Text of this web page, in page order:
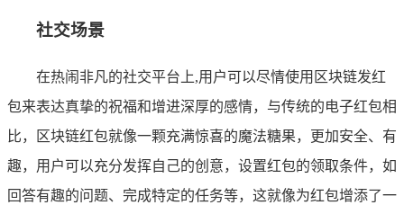
社交场景
在热闹非凡的社交平台上,用户可以尽情使用区块链发红
包来表达真挚的祝福和增进深厚的感情，与传统的电子红包相
比，区块链红包就像一颗充满惊喜的魔法糖果，更加安全、有
趣，用户可以充分发挥自己的创意，设置红包的领取条件，如
回答有趣的问题、完成特定的任务等，这就像为红包增添了一